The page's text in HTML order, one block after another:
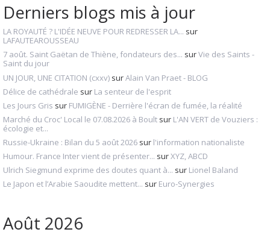
Derniers blogs mis à jour
LA ROYAUTÉ ? L'IDÉE NEUVE POUR REDRESSER LA... sur
LAFAUTEAROUSSEAU
7 août. Saint Gaëtan de Thiène, fondateurs des... surVie des Saints -
Saint du jour
UN JOUR, UNE CITATION (cxxv) surAlain Van Praet - BLOG
Délice de cathédrale sur La senteur de l'esprit
Les Jours Gris sur FUMIGÈNE - Derrière l'écran de fumée, la réalité
Marché du Croc' Local le 07.08.2026 à Boult sur L'AN VERT de Vouziers :
écologie et...
Russie-Ukraine : Bilan du 5 août 2026 sur l'information nationaliste
Humour. France Inter vient de présenter... surXYZ, ABCD
Ulrich Siegmund exprime des doutes quant à... sur Lionel Baland
Le Japon et l’Arabie Saoudite mettent... sur Euro-Synergies
Août 2026